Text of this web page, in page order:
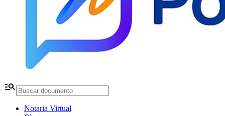
manage_search
Notaria Virtual